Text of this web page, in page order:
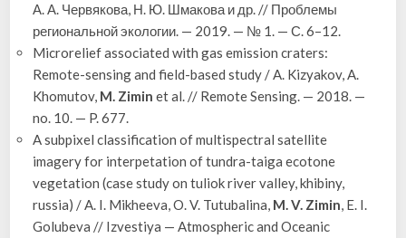
А. А. Червякова, Н. Ю. Шмакова и др. // Проблемы
региональной экологии. — 2019. — № 1. — С. 6–12.
Microrelief associated with gas emission craters:
Remote-sensing and field-based study / A. Kizyakov, A.
Khomutov, M. Ziminet al. // Remote Sensing. — 2018. —
no. 10. — P. 677.
A subpixel classification of multispectral satellite
imagery for interpetation of tundra-taiga ecotone
vegetation (case study on tuliok river valley, khibiny,
russia) / A. I. Mikheeva, O. V. Tutubalina, M. V. Zimin, E. I.
Golubeva // Izvestiya — Atmospheric and Oceanic